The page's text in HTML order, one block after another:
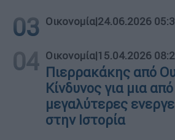
03 Οικονομία|24.06.2026
04 Οικονομία|15.04.2026
Πιερρακάκης από
Κίνδυνος για μια από
μεγαλύτερες
στην Ιστορία